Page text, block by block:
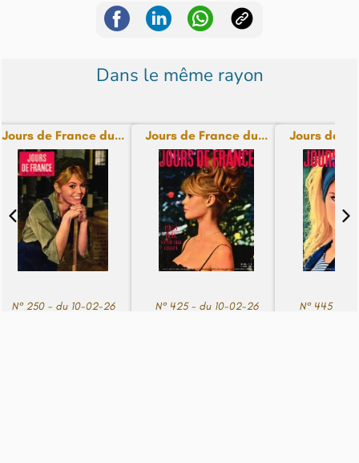
Dans le même rayon
Jours de France du...
N° 250 - du 10-02-26
Jours de France du...
N° 425 - du 10-02-26
Jours de
N° 445 - du